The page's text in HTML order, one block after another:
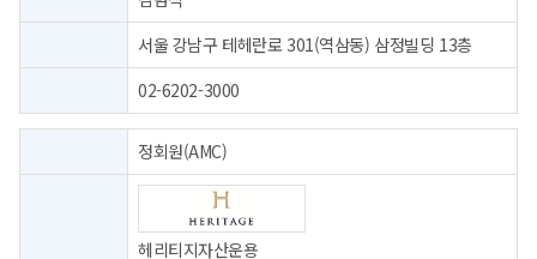
서울 강남구 테헤란로 301(역삼동) 삼정빌딩 13층
02-6202-3000
정회원(AMC)
헤리티지자산운용